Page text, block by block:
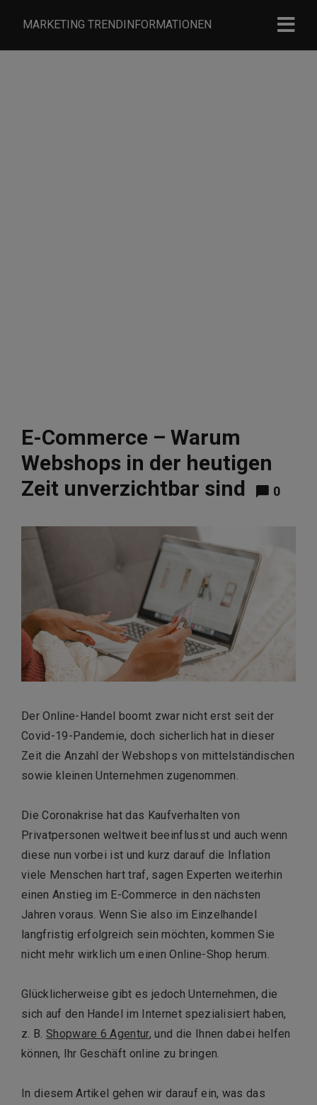
MARKETING TRENDINFORMATIONEN
E-Commerce – Warum
Webshops in der heutigen
Zeit unverzichtbar sind
0
Der Online-Handel boomt zwar nicht erst seit der
Covid-19-Pandemie, doch sicherlich hat in dieser
Zeit die Anzahl der Webshops von mittelständischen
sowie kleinen Unternehmen zugenommen.
Die Coronakrise hat das Kaufverhalten von
Privatpersonen weltweit beeinflusst und auch wenn
diese nun vorbei ist und kurz darauf die Inflation
viele Menschen hart traf, sagen Experten weiterhin
einen Anstieg im E-Commerce in den nächsten
Jahren voraus. Wenn Sie also im Einzelhandel
langfristig erfolgreich sein möchten, kommen Sie
nicht mehr wirklich um einen Online-Shop herum.
Glücklicherweise gibt es jedoch Unternehmen, die
sich auf den Handel im Internet spezialisiert haben,
z. B. Shopware 6 Agentur, und die Ihnen dabei helfen
können, Ihr Geschäft online zu bringen.
In diesem Artikel gehen wir darauf ein, was das